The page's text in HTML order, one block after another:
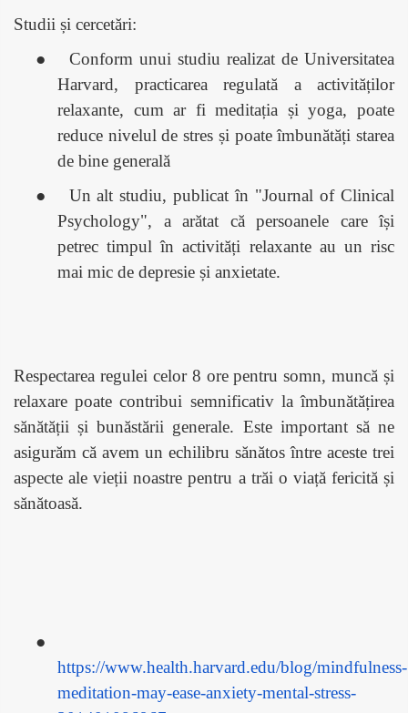
Studii și cercetări:
●
Conform unui studiu realizat de Universitatea
Harvard, practicarea regulată a activităților
relaxante, cum ar fi meditația și yoga, poate
reduce nivelul de stres și poate îmbunătăți starea
de bine generală
●
Un alt studiu, publicat în "Journal of Clinical
Psychology", a arătat că persoanele care își
petrec timpul în activități relaxante au un risc
mai mic de depresie și anxietate.
Respectarea regulei celor 8 ore pentru somn, muncă și
relaxare poate contribui semnificativ la îmbunătățirea
sănătății și bunăstării generale. Este important să ne
asigurăm că avem un echilibru sănătos între aceste trei
aspecte ale vieții noastre pentru a trăi o viață fericită și
sănătoasă.
●
https://www.health.harvard.edu/blog/mindfulness-
meditation-may-ease-anxiety-mental-stress-